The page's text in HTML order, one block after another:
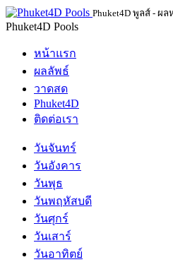
Phuket4D พูลส์ - ผ
Phuket4D Pools
หน้าแรก
ผลลัพธ์
วาดสด
Phuket4D
ติดต่อเรา
วันจันทร์
วันอังคาร
วันพุธ
วันพฤหัสบดี
วันศุกร์
วันเสาร์
วันอาทิตย์